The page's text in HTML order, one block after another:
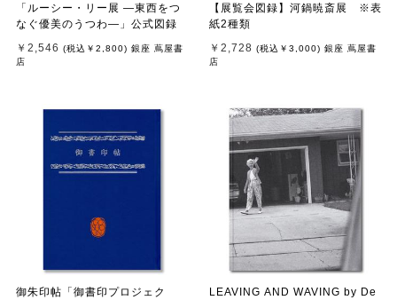
「ルーシー・リー展 ―東西をつ
なぐ優美のうつわ―」公式図録
￥2,546 (税込 ￥2,800) 銀座 蔦屋書
店
【展覧会図録】河鍋暁斎展 ※表
紙2種類
￥2,728 (税込 ￥3,000) 銀座 蔦屋書
店
御朱印帖「御書印プロジェク
LEAVING AND WAVING by De